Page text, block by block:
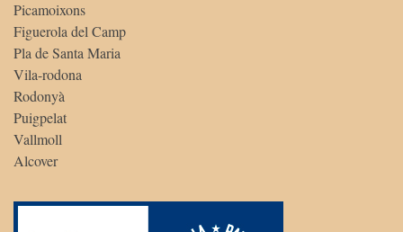
Picamoixons
Figuerola del Camp
Pla de Santa Maria
Vila-rodona
Rodonyà
Puigpelat
Vallmoll
Alcover